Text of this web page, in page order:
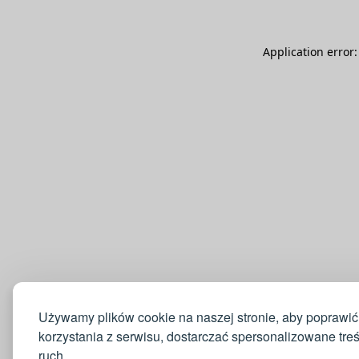
Używamy plików cookie na naszej stronie, aby
korzystania z serwisu, dostarczać spersonalizowane
Application